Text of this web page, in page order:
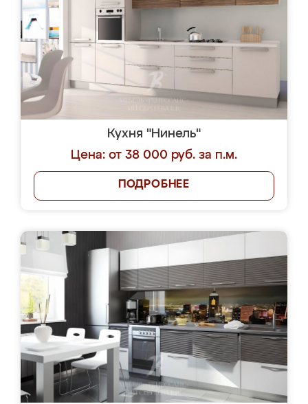
Кухня "Нинель"
Цена: от 38 000 руб. за п.м.
ПОДРОБНЕЕ